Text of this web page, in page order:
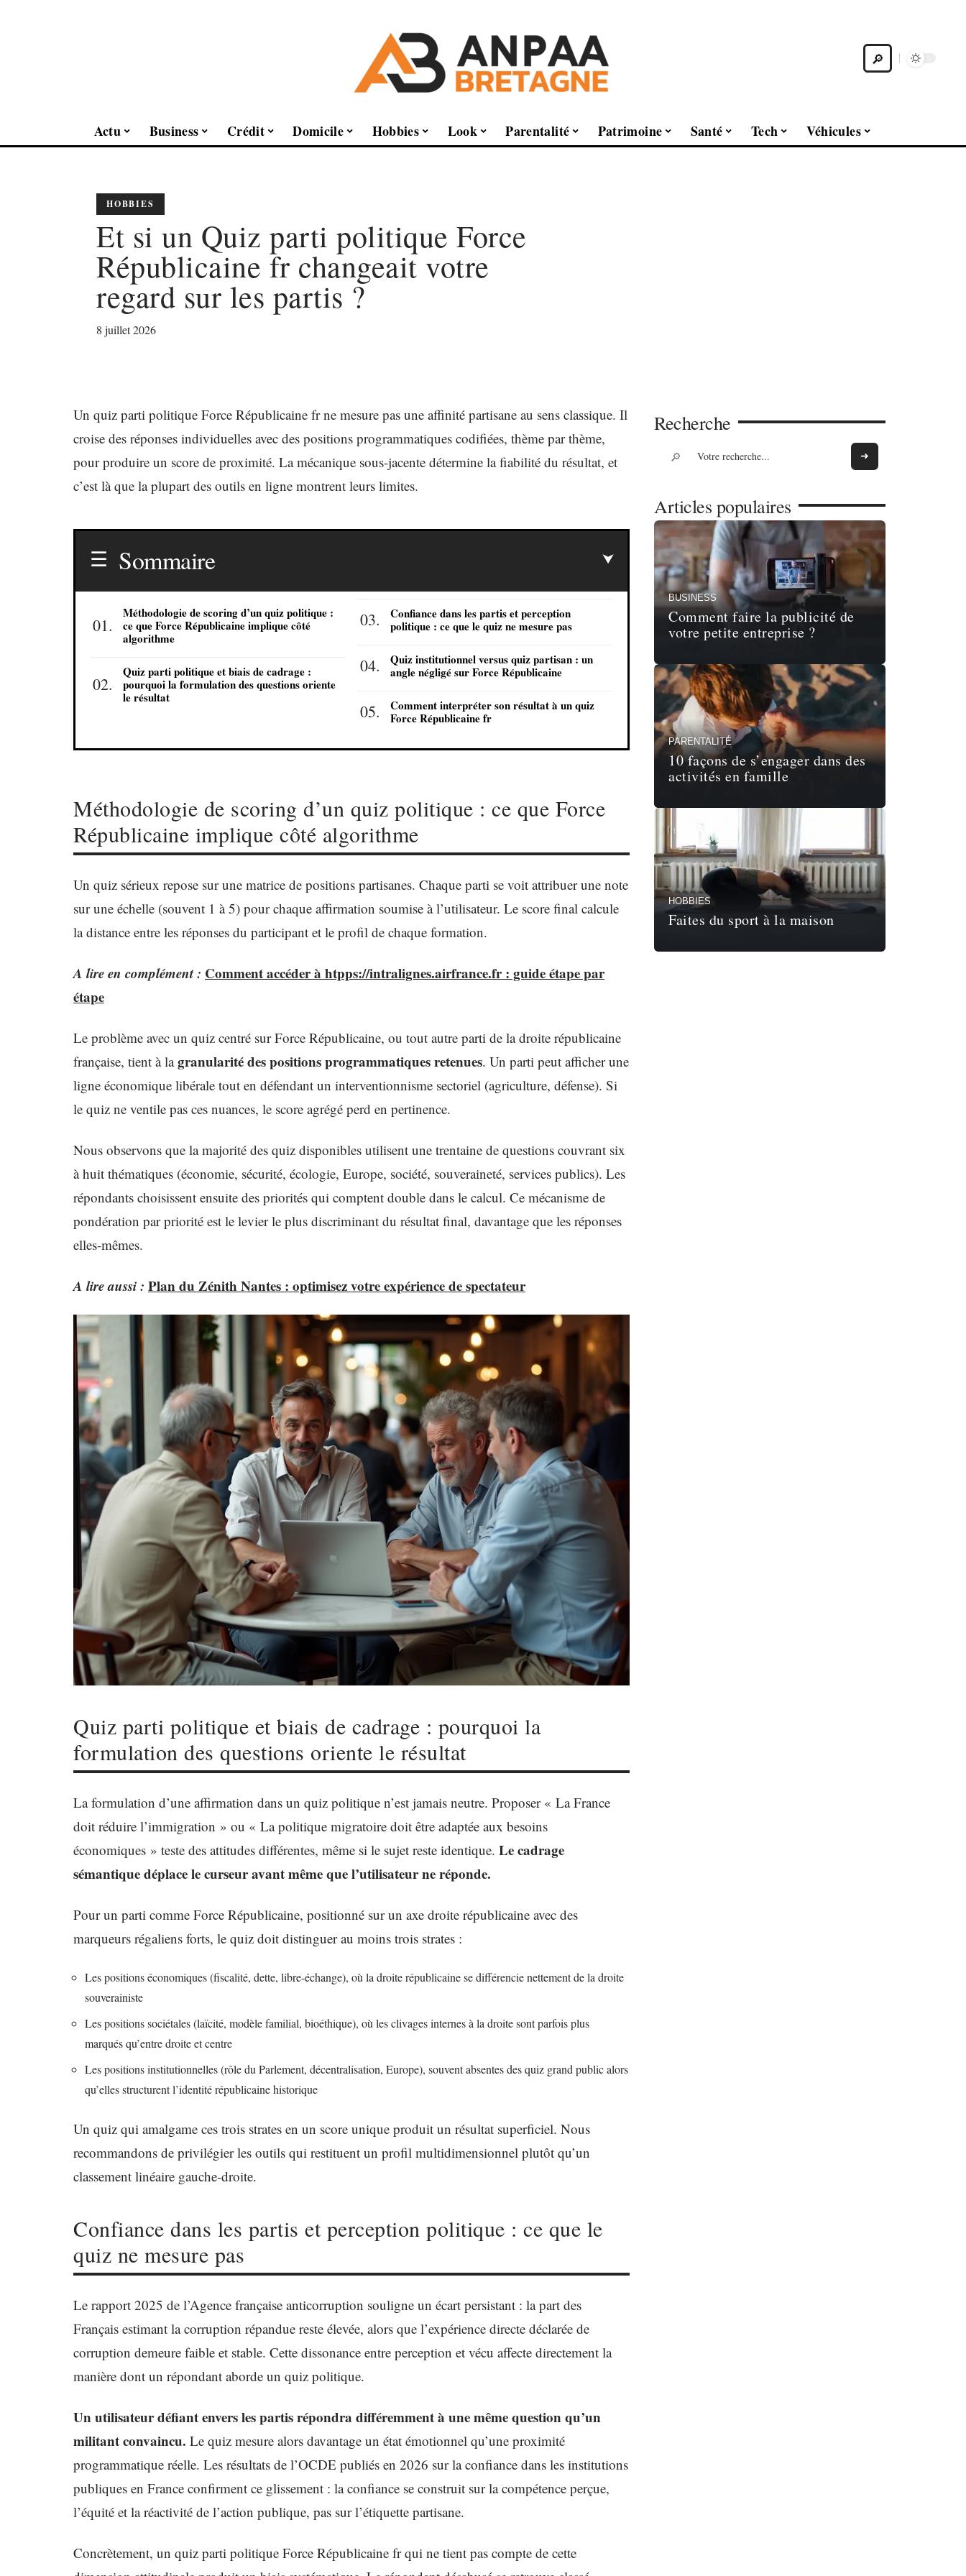
Actu Business Crédit Domicile Hobbies Look Parentalité Patrimoine Santé Tech Véhicules
HOBBIES
Et si un Quiz parti politique Force
Républicaine fr changeait votre
regard sur les partis ?
8 juillet 2026
Un quiz parti politique Force Républicaine fr ne mesure pas une affinité partisane au sens classique. Il
croise des réponses individuelles avec des positions programmatiques codifiées, thème par thème,
pour produire un score de proximité. La mécanique sous-jacente détermine la fiabilité du résultat, et
c’est là que la plupart des outils en ligne montrent leurs limites.
Sommaire
Méthodologie de scoring d’un quiz politique :
ce que Force Républicaine implique côté
algorithme
Quiz parti politique et biais de cadrage :
pourquoi la formulation des questions oriente
le résultat
Confiance dans les partis et perception
politique : ce que le quiz ne mesure pas
Quiz institutionnel versus quiz partisan : un
angle négligé sur Force Républicaine
Comment interpréter son résultat à un quiz
Force Républicaine fr
Méthodologie de scoring d’un quiz politique : ce que Force
Républicaine implique côté algorithme
Un quiz sérieux repose sur une matrice de positions partisanes. Chaque parti se voit attribuer une note
sur une échelle (souvent 1 à 5) pour chaque affirmation soumise à l’utilisateur. Le score final calcule
la distance entre les réponses du participant et le profil de chaque formation.
A lire en complément : Comment accéder à htpps://intralignes.airfrance.fr : guide étape par
étape
Le problème avec un quiz centré sur Force Républicaine, ou tout autre parti de la droite républicaine
française, tient à lagranularité des positions programmatiques retenues. Un parti peut afficher une
ligne économique libérale tout en défendant un interventionnisme sectoriel (agriculture, défense). Si
le quiz ne ventile pas ces nuances, le score agrégé perd en pertinence.
Nous observons que la majorité des quiz disponibles utilisent une trentaine de questions couvrant six
à huit thématiques (économie, sécurité, écologie, Europe, société, souveraineté, services publics). Les
répondants choisissent ensuite des priorités qui comptent double dans le calcul. Ce mécanisme de
pondération par priorité est le levier le plus discriminant du résultat final, davantage que les réponses
elles-mêmes.
A lire aussi : Plan du Zénith Nantes : optimisez votre expérience de spectateur
Quiz parti politique et biais de cadrage : pourquoi la
formulation des questions oriente le résultat
La formulation d’une affirmation dans un quiz politique n’est jamais neutre. Proposer « La France
doit réduire l’immigration » ou « La politique migratoire doit être adaptée aux besoins
économiques » teste des attitudes différentes, même si le sujet reste identique. Le cadrage
sémantique déplace le curseur avant même que l’utilisateur ne réponde.
Pour un parti comme Force Républicaine, positionné sur un axe droite républicaine avec des
marqueurs régaliens forts, le quiz doit distinguer au moins trois strates :
Les positions économiques (fiscalité, dette, libre-échange), où la droite républicaine se différencie nettement de la droite
souverainiste
Les positions sociétales (laïcité, modèle familial, bioéthique), où les clivages internes à la droite sont parfois plus
marqués qu’entre droite et centre
Les positions institutionnelles (rôle du Parlement, décentralisation, Europe), souvent absentes des quiz grand public alors
qu’elles structurent l’identité républicaine historique
Un quiz qui amalgame ces trois strates en un score unique produit un résultat superficiel. Nous
recommandons de privilégier les outils qui restituent un profil multidimensionnel plutôt qu’un
classement linéaire gauche-droite.
Confiance dans les partis et perception politique : ce que le
quiz ne mesure pas
Le rapport 2025 de l’Agence française anticorruption souligne un écart persistant : la part des
Français estimant la corruption répandue reste élevée, alors que l’expérience directe déclarée de
corruption demeure faible et stable. Cette dissonance entre perception et vécu affecte directement la
manière dont un répondant aborde un quiz politique.
Un utilisateur défiant envers les partis répondra différemment à une même question qu’un
militant convaincu. Le quiz mesure alors davantage un état émotionnel qu’une proximité
programmatique réelle. Les résultats de l’OCDE publiés en 2026 sur la confiance dans les institutions
publiques en France confirment ce glissement : la confiance se construit sur la compétence perçue,
l’équité et la réactivité de l’action publique, pas sur l’étiquette partisane.
Concrètement, un quiz parti politique Force Républicaine fr qui ne tient pas compte de cette
Recherche
Articles populaires
BUSINESS
Comment faire la publicité de
votre petite entreprise ?
PARENTALITÉ
10 façons de s’engager dans des
activités en famille
HOBBIES
Faites du sport à la maison